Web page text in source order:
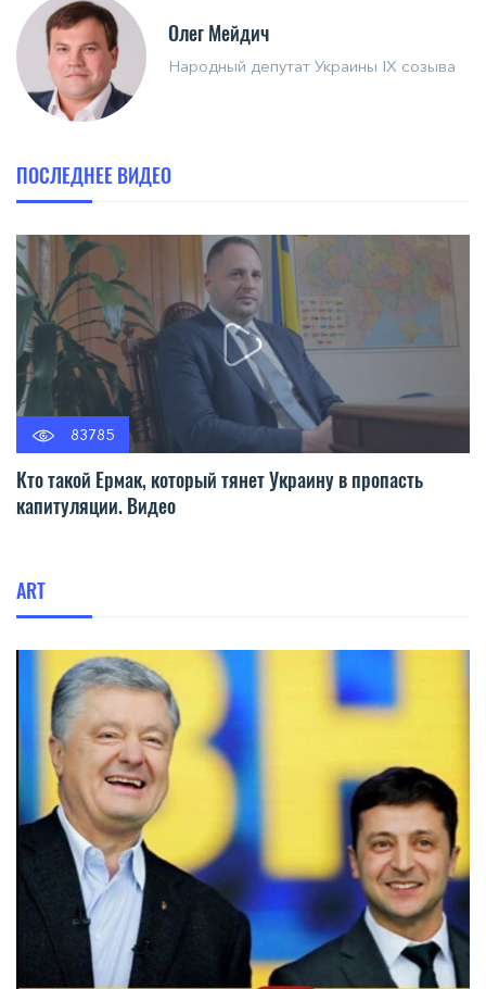
Олег Мейдич
Народный депутат Украины IX созыва
ПОСЛЕДНЕЕ ВИДЕО
83785
Кто такой Ермак, который тянет Украину в пропасть
капитуляции. Видео
ART